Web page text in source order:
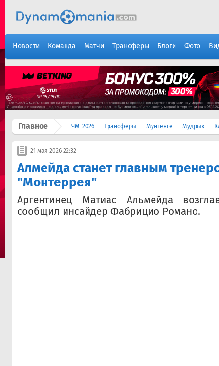
Новости Команда Матчи Трансферы Блоги Фото
Главное ЧМ-2026 Трансферы Мунгенге Мудрык
21 мая 2026 22:32
Алмейда станет главным
"Монтеррея"
Аргентинец Матиас Альмейда
сообщил инсайдер Фабрицио Романо.